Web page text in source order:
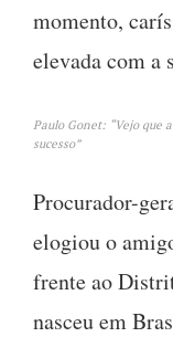
momento,
elevada com a
Paulo Gonet: “Vejo que
sucesso”
Procurador-
elogiou o
frente ao
nasceu em